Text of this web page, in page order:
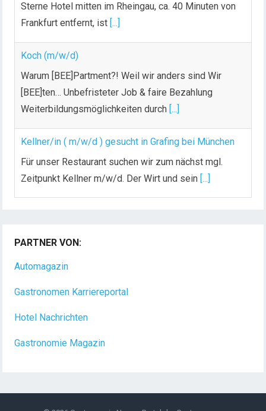
Sterne Hotel mitten im Rheingau, ca. 40 Minuten von
Frankfurt entfernt, ist [...]
Koch (m/w/d)
Warum [BEE]Partment?! Weil wir anders sind Wir
[BEE]ten… Unbefristeter Job & faire Bezahlung
Weiterbildungsmöglichkeiten durch [...]
Kellner/in ( m/w/d ) gesucht in Grafing bei München
Für unser Restaurant suchen wir zum nächst mgl.
Zeitpunkt Kellner m/w/d. Der Wirt und sein [...]
Dein Arbeitsplatz mit Urlaubsfeeling Chef de Rang
(m/w/d) Du bist Gastgeber aus Leidenschaft und
PARTNER VON:
Automagazin
Gastronomen Karriereportal
Hotel Nachrichten
Gastronomie Magazin